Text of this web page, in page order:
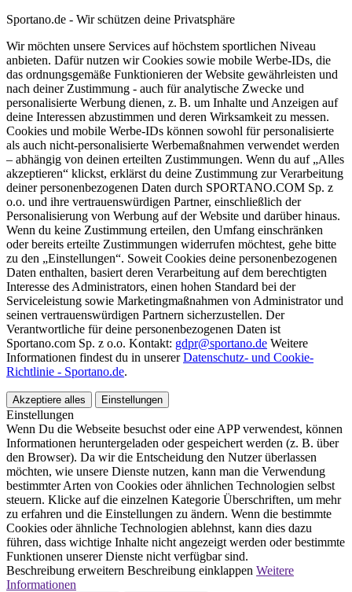
Sportano.de - Wir schützen deine Privatsphäre
Wir möchten unsere Services auf höchstem sportlichen Niveau
anbieten. Dafür nutzen wir Cookies sowie mobile Werbe-IDs, die
das ordnungsgemäße Funktionieren der Website gewährleisten und
nach deiner Zustimmung - auch für analytische Zwecke und
personalisierte Werbung dienen, z. B. um Inhalte und Anzeigen auf
deine Interessen abzustimmen und deren Wirksamkeit zu messen.
Cookies und mobile Werbe-IDs können sowohl für personalisierte
als auch nicht-personalisierte Werbemaßnahmen verwendet werden
– abhängig von deinen erteilten Zustimmungen. Wenn du auf „Alles
akzeptieren“ klickst, erklärst du deine Zustimmung zur Verarbeitung
deiner personenbezogenen Daten durch SPORTANO.COM Sp. z
o.o. und ihre vertrauenswürdigen Partner, einschließlich der
Personalisierung von Werbung auf der Website und darüber hinaus.
Wenn du keine Zustimmung erteilen, den Umfang einschränken
oder bereits erteilte Zustimmungen widerrufen möchtest, gehe bitte
zu den „Einstellungen“. Soweit Cookies deine personenbezogenen
Daten enthalten, basiert deren Verarbeitung auf dem berechtigten
Interesse des Administrators, einen hohen Standard bei der
Serviceleistung sowie Marketingmaßnahmen von Administrator und
seinen vertrauenswürdigen Partnern sicherzustellen. Der
Verantwortliche für deine personenbezogenen Daten ist
Sportano.com Sp. z o.o. Kontakt: gdpr@sportano.de Weitere
Informationen findest du in unsererDatenschutz- und Cookie-
Richtlinie - Sportano.de.
Akzeptiere alles Einstellungen
Einstellungen
Wenn Du die Webseite besuchst oder eine APP verwendest, können
Informationen heruntergeladen oder gespeichert werden (z. B. über
den Browser). Da wir die Entscheidung den Nutzer überlassen
möchten, wie unsere Dienste nutzen, kann man die Verwendung
bestimmter Arten von Cookies oder ähnlichen Technologien selbst
steuern. Klicke auf die einzelnen Kategorie Überschriften, um mehr
zu erfahren und die Einstellungen zu ändern. Wenn die bestimmte
Cookies oder ähnliche Technologien ablehnst, kann dies dazu
führen, dass wichtige Inhalte nicht angezeigt werden oder bestimmte
Funktionen unserer Dienste nicht verfügbar sind.
Beschreibung erweitern Beschreibung einklappen Weitere
Informationen